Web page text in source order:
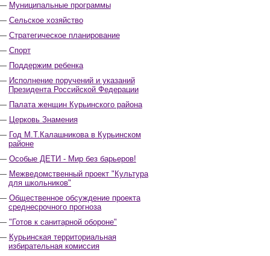
Муниципальные программы
Сельское хозяйство
Стратегическое планирование
Спорт
Поддержим ребенка
Исполнение поручений и указаний
Президента Российской Федерации
Палата женщин Курьинского района
Церковь Знамения
Год М.Т.Калашникова в Курьинском
районе
Особые ДЕТИ - Мир без барьеров!
Межведомственный проект "Культура
для школьников"
Общественное обсуждение проекта
среднесрочного прогноза
"Готов к санитарной обороне"
Курьинская территориальная
избирательная комиссия